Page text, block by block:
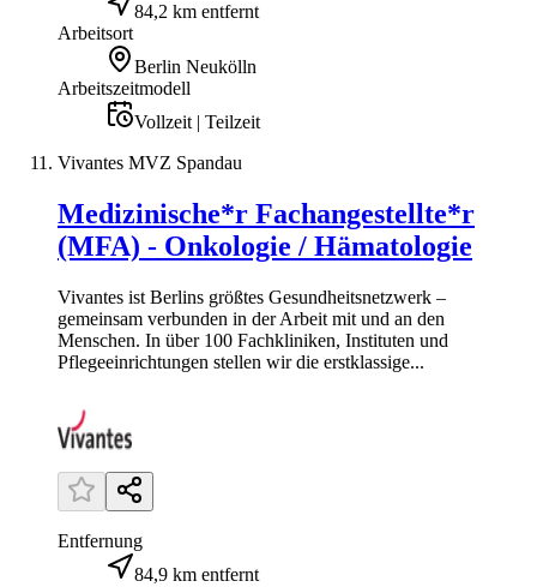
84,2 km entfernt
Arbeitsort
Berlin Neukölln
Arbeitszeitmodell
Vollzeit | Teilzeit
Vivantes MVZ Spandau
Medizinische*r Fachangestellte*r
(MFA) - Onkologie / Hämatologie
Vivantes ist Berlins größtes Gesundheitsnetzwerk –
gemeinsam verbunden in der Arbeit mit und an den
Menschen. In über 100 Fachkliniken, Instituten und
Pflegeeinrichtungen stellen wir die erstklassige...
Entfernung
84,9 km entfernt